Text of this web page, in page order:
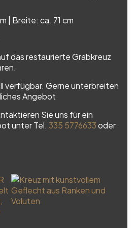
| Breite: ca. 71 cm
das restaurierte Grabkreuz
verfügbar. Gerne unterbreiten
Angebot
Sie uns für ein
unter Tel. 335 5776633oder